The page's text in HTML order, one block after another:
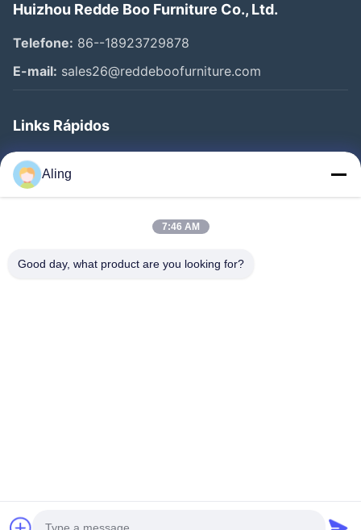
Huizhou Redde Boo Furniture Co., Ltd.
Telefone: 86--18923729878
E-mail: sales26@reddeboofurniture.com
Links Rápidos
Casa
Produtos
Fábrica
Aling
7:46 AM
Good day, what product are you looking for?